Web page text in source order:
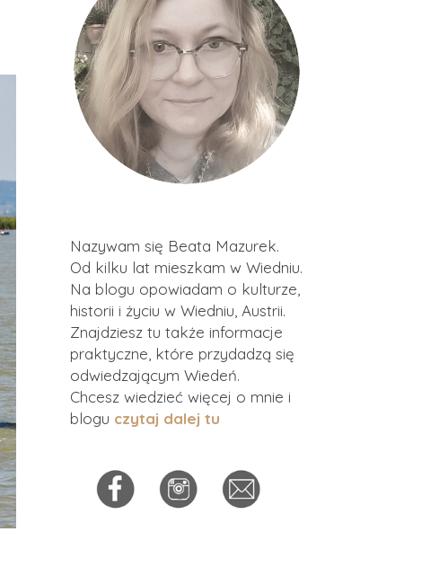
Nazywam się Beata Mazurek.
Od kilku lat mieszkam w Wiedniu.
Na blogu opowiadam o kulturze,
historii i życiu w Wiedniu, Austrii.
Znajdziesz tu także informacje
praktyczne, które przydadzą się
odwiedzającym Wiedeń.
Chcesz wiedzieć więcej o mnie i
blogu czytaj dalej tu